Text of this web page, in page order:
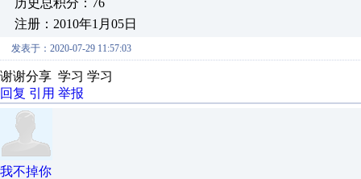
历史总积分：76
注册：2010年1月05日
发表于：2020-07-29 11:57:03
谢谢分享 学习 学习
回复 引用 举报
我不掉你